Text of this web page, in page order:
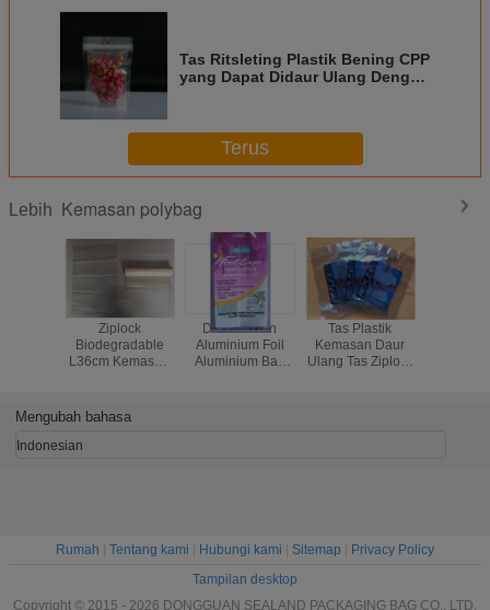
Tas Ritsleting Plastik Bening CPP
yang Dapat Didaur Ulang Dengan
Terus
Lebih Kemasan polybag
Ziplock
Biodegradable
L36cm Kemasan
Garment
Disesuaikan
Aluminium Foil
Aluminium Bag
Tas Plastik
Kemasan Daur
Ulang Tas Ziplock
Mengubah bahasa
Indonesian
Rumah Tentang kami Hubungi kami Sitemap
Privacy Policy
Tampilan desktop
Copyright © 2015 - 2026 DONGGUAN SEALAND PACKAGING BAG CO., LTD.